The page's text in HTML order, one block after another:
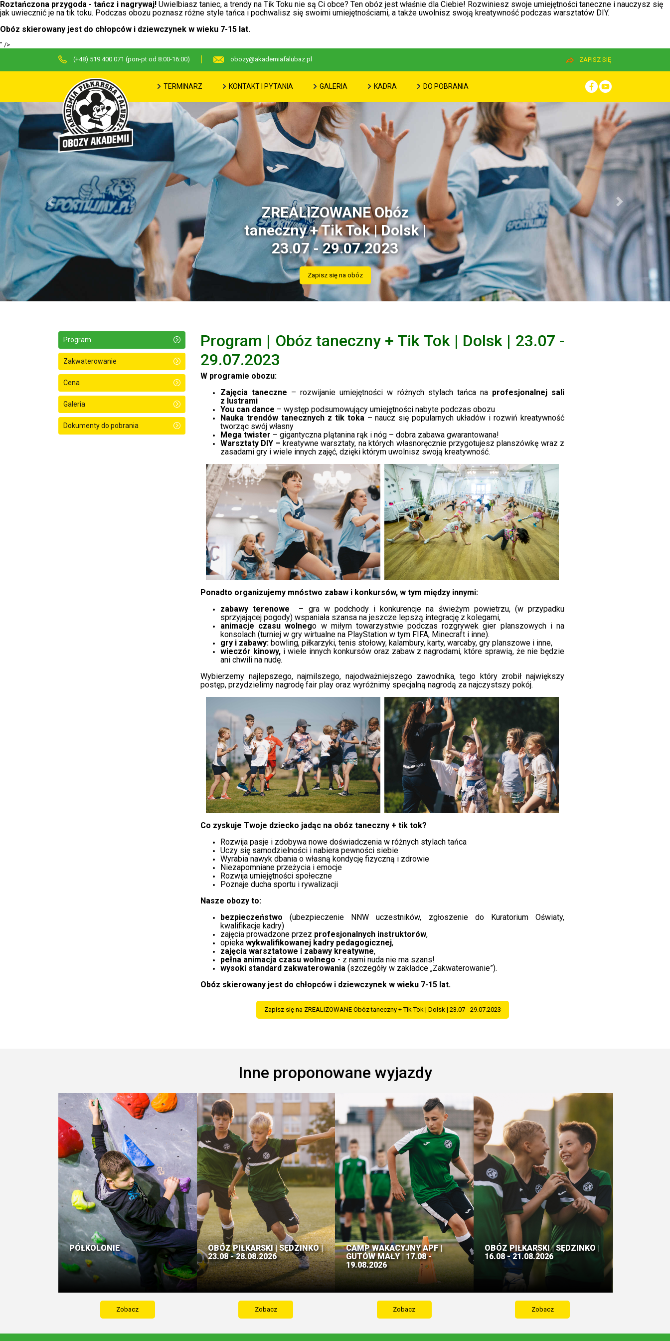
Roztańczona przygoda - tańcz i nagrywaj! Uwielbiasz taniec, a trendy na Tik Toku nie są Ci obce? Ten obóz jest właśnie dla Ciebie! Rozwiniesz swoje umiejętności taneczne i nauczysz się
jak uwiecznić je na tik toku. Podczas obozu poznasz różne style tańca i pochwalisz się swoimi umiejętnościami, a także uwolnisz swoją kreatywność podczas warsztatów DIY.
Obóz skierowany jest do chłopców i dziewczynek w wieku 7-15 lat.
" />
(+48) 519 400 071 (pon-pt od 8:00-16:00)
obozy@akademiafalubaz.pl ZAPISZ SIĘ
TERMINARZ KONTAKT I PYTANIA GALERIA KADRA DO POBRANIA
ZREALIZOWANE Obóz
taneczny + Tik Tok | Dolsk |
23.07 - 29.07.2023
Zapisz się na obóz
Previous Next
Program
Zakwaterowanie
Cena
Galeria
Dokumenty do pobrania
Program | Obóz taneczny + Tik Tok | Dolsk | 23.07 -
29.07.2023
W programie obozu:
Zajęcia taneczne – rozwijanie umiejętności w różnych stylach tańca na profesjonalnej sali
z lustrami
You can dance – występ podsumowujący umiejętności nabyte podczas obozu
Nauka trendów tanecznych z tik toka– naucz się popularnych układów i rozwiń kreatywność
tworząc swój własny
Mega twister – gigantyczna plątanina rąk i nóg – dobra zabawa gwarantowana!
Warsztaty DIY –kreatywne warsztaty, na których własnoręcznie przygotujesz planszówkę wraz z
zasadami gry i wiele innych zajęć, dzięki którym uwolnisz swoją kreatywność.
Ponadto organizujemy mnóstwo zabaw i konkursów, w tym między innymi:
zabawy terenowe – gra w podchody i konkurencje na świeżym powietrzu, (w przypadku
sprzyjającej pogody) wspaniała szansa na jeszcze lepszą integrację z kolegami,
animacje czasu wolnego w miłym towarzystwie podczas rozgrywek gier planszowych i na
konsolach (turniej w gry wirtualne na PlayStation w tym FIFA, Minecraft i inne).
gry i zabawy: bowling, piłkarzyki, tenis stołowy, kalambury, karty, warcaby, gry planszowe i inne,
wieczór kinowy,i wiele innych konkursów oraz zabaw z nagrodami, które sprawią, że nie będzie
ani chwili na nudę.
Wybierzemy najlepszego, najmilszego, najodważniejszego zawodnika, tego który zrobił największy
postęp, przydzielimy nagrodę fair play oraz wyróżnimy specjalną nagrodą za najczystszy pokój.
Co zyskuje Twoje dziecko jadąc na obóz taneczny + tik tok?
Rozwija pasje i zdobywa nowe doświadczenia w różnych stylach tańca
Uczy się samodzielności i nabiera pewności siebie
Wyrabia nawyk dbania o własną kondycję fizyczną i zdrowie
Niezapomniane przeżycia i emocje
Rozwija umiejętności społeczne
Poznaje ducha sportu i rywalizacji
Nasze obozy to:
bezpieczeństwo (ubezpieczenie NNW uczestników, zgłoszenie do Kuratorium Oświaty,
kwalifikacje kadry)
zajęcia prowadzone przez profesjonalnych instruktorów,
opieka wykwalifikowanej kadry pedagogicznej,
zajęcia warsztatowe i zabawy kreatywne,
pełna animacja czasu wolnego - z nami nuda nie ma szans!
wysoki standard zakwaterowania (szczegóły w zakładce „Zakwaterowanie”).
Obóz skierowany jest do chłopców i dziewczynek w wieku 7-15 lat.
Zapisz się na ZREALIZOWANE Obóz taneczny + Tik Tok | Dolsk | 23.07 - 29.07.2023
Inne proponowane wyjazdy
PÓŁKOLONIE
Zobacz
OBÓZ PIŁKARSKI | SĘDZINKO |
23.08 - 28.08.2026
Zobacz
CAMP WAKACYJNY APF |
GUTÓW MAŁY | 17.08 -
19.08.2026
Zobacz
OBÓZ PIŁKARSKI | SĘDZINKO |
16.08 - 21.08.2026
Zobacz